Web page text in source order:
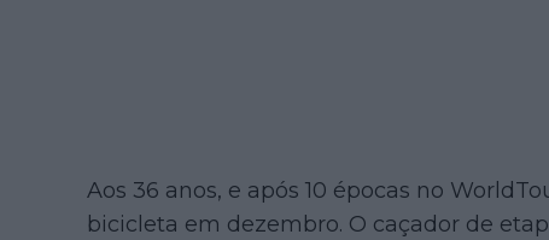
Aos 36 anos, e após 10 épocas no
bicicleta em dezembro. O caçador de